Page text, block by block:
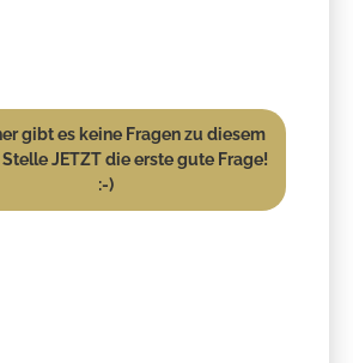
gibt es keine Fragen zu diesem
JETZT die erste gute Frage!
:-)